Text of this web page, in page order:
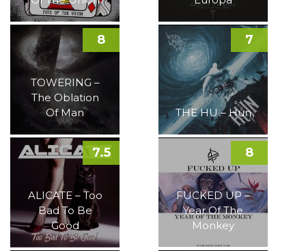
TOWERING –
The Oblation
Of Man
8
THE HU – Hun
7
ALICATE – Too
Bad To Be
Good
7.5
FUCKED UP –
Year Of The
Monkey
8